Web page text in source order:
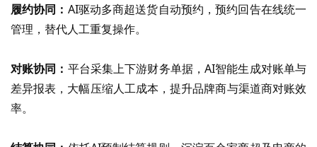
履约协同： AI驱动多商超送货自动预约，预约回告在线统一
管理，替代人工重复操作。
对账协同： 平台采集上下游财务单据，AI智能生成对账单与
差异报表，大幅压缩人工成本，提升品牌商与渠道商对账效
率。